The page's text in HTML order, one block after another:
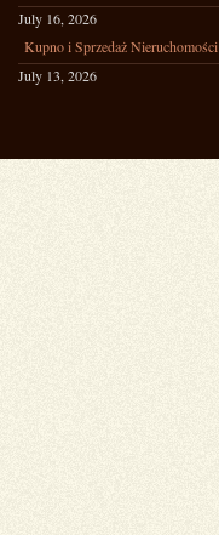
July 16, 2026
Kupno i Sprzedaż Nieruchomości
July 13, 2026